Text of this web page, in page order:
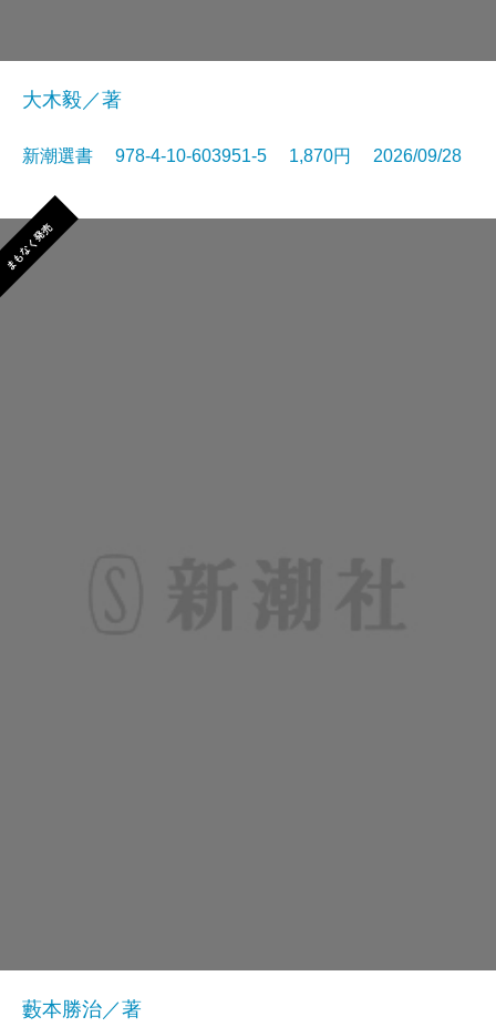
大木毅／著
新潮選書 978-4-10-603951-5 1,870円 2026/09/28
まもなく発売
藪本勝治／著